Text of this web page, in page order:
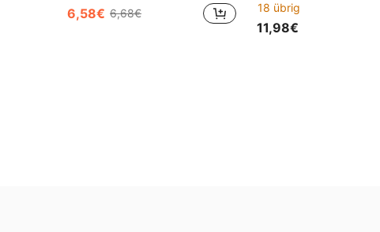
6,58€ 6,68€
18 übrig
11,98€